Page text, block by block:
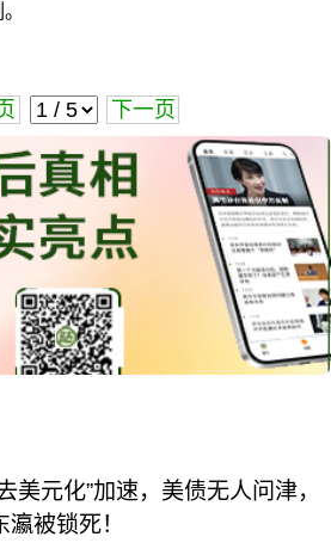
下一页
美元化”加速，美债无人问津，
瀛被锁死！